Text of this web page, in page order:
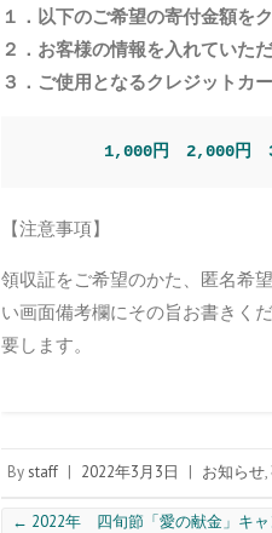
１．以下のご希望の寄付金額を
２．お客様の情報を入れていた
３．ご使用となるクレジットカ
1,000円 2,000円
【注意事項】
領収証をご希望のかた、匿名希
い画面備考欄にその旨お書きく
要します。
Bystaff | 2022年3月3日 | お知らせ,
← 2022年 四旬節「愛の献金」キャ